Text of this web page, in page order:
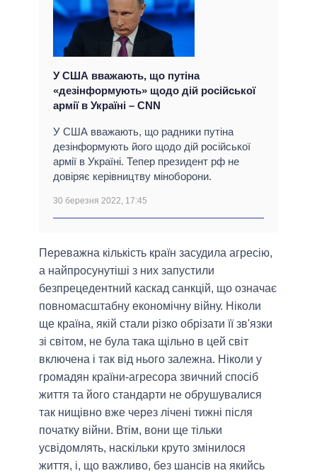
У США вважають, що путіна
«дезінформують» щодо дій російської
армії в Україні – CNN
У США вважають, що радники путіна
дезінформують його щодо дій російської
армії в Україні. Тепер президент рф не
довіряє керівництву міноборони.
30 березня 2022, 17:45
Переважна кількість країн засудила агресію,
а найпросунутіші з них запустили
безпрецедентний каскад санкцій, що означає
повномасштабну економічну війну. Ніколи
ще країна, якій стали різко обрізати її зв'язки
зі світом, не була така щільно в цей світ
включена і так від нього залежна. Ніколи у
громадян країни-агресора звичний спосіб
життя та його стандарти не обрушувалися
так нищівно вже через лічені тижні після
початку війни. Втім, вони ще тільки
усвідомлять, наскільки круто змінилося
життя, і, що важливо, без шансів на якийсь